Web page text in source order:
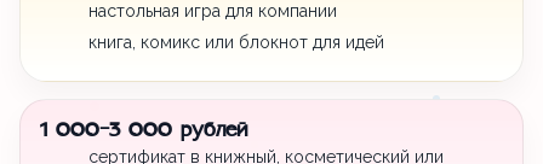
настольная игра для компании
книга, комикс или блокнот для идей
1 000-3 000 рублей
сертификат в книжный, косметический или